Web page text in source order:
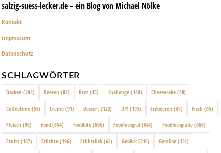
salzig-suess-lecker.de – ein Blog von Michael Nölke
Kontakt
Impressum
Datenschutz
SCHLAGWÖRTER
Backen (204) Beeren (82) Brot (45) Challenge (140) Cheesecake (48)
Coffeetime (58) Creme (91) Dessert (123) DIY (193) Erdbeeren (47) Fisch (65)
Fleisch (96) Food (654) Foodfoto (666) Foodfotograf(664) Foodfotografie (666)
Fruits (187) Früchte (196) Frühstück (64) Gebäck (210) Gemüse (134)